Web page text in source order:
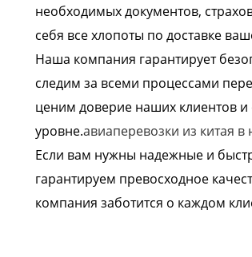
необходимых документов,
себя все хлопоты по доставке
Наша компания гарантирует
следим за всеми процессами
ценим доверие наших клиентов
уровне.авиаперевозки из китая в
Если вам нужны надежные и
гарантируем превосходное
компания заботится о каждом